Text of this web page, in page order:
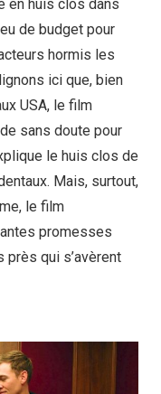
en huis clos dans
de budget pour
hormis les
ici que, bien
USA, le film
sans doute pour
le huis clos de
Mais, surtout,
le film
promesses
qui s’avèrent